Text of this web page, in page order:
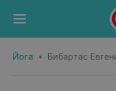
Йога • Бибартас